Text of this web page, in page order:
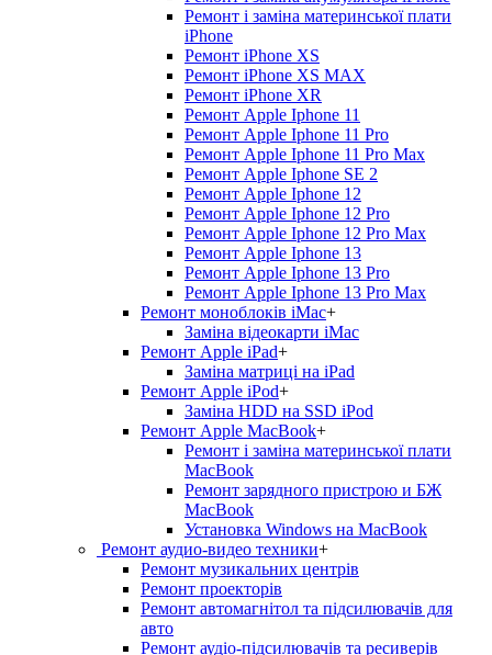
Ремонт і заміна материнської плати
iPhone
Ремонт iPhone XS
Ремонт iPhone XS MAX
Ремонт iPhone XR
Ремонт Apple Iphone 11
Ремонт Apple Iphone 11 Pro
Ремонт Apple Iphone 11 Pro Max
Ремонт Apple Iphone SE 2
Ремонт Apple Iphone 12
Ремонт Apple Iphone 12 Pro
Ремонт Apple Iphone 12 Pro Max
Ремонт Apple Iphone 13
Ремонт Apple Iphone 13 Pro
Ремонт Apple Iphone 13 Pro Max
Ремонт моноблоків iMac+
Заміна відеокарти iMac
Ремонт Apple iPad+
Заміна матриці на iPad
Ремонт Apple iPod+
Заміна HDD на SSD iPod
Ремонт Apple MacBook+
Ремонт і заміна материнської плати
MacBook
Ремонт зарядного пристрою и БЖ
MacBook
Установка Windows на MacBook
Ремонт аудио-видео техники+
Ремонт музикальних центрів
Ремонт проекторів
Ремонт автомагнітол та підсилювачів для
авто
Ремонт аудіо-підсилювачів та ресиверів